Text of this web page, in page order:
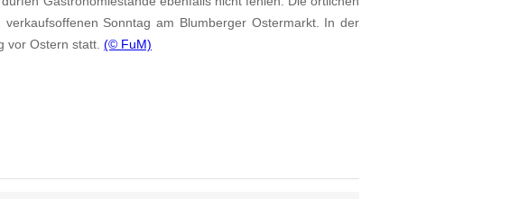
Sonntag am Blumberger Ostermarkt. In der
vor Ostern statt. (© FuM)